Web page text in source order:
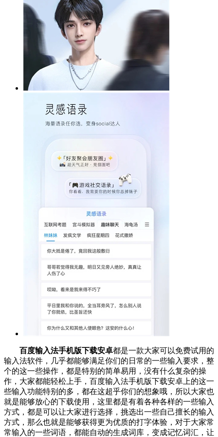
百度输入法手机版下载安卓都是一款大家可以免费试用的
输入法软件，几乎都能够满足你们的日常的一些输入要求，整
个的这一些操作，都是特别的简单易用，没有什么复杂的操
作，大家都能轻松上手，百度输入法手机版下载安卓上的这一
些输入功能特别的多，都在这超乎你们的想象哦，所以大家也
就是能够放心的下载使用，这里都是有着各种各样的一些输入
方式，都是可以让大家进行选择，挑选出一些自己擅长的输入
方式，那么也就是能够获得更为优质的打字体验，对于大家常
常输入的一些词语，都能自动的生成词库，变成记忆词汇，让